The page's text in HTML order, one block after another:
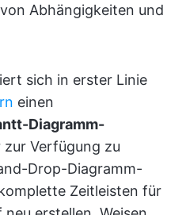
Abhängigkeiten und
sich in erster Linie
einen
Diagramm-
zur Verfügung zu
Drop-Diagramm-
Zeitleisten für